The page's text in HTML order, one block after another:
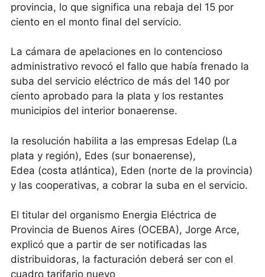
provincia, lo que significa una rebaja del 15 por
ciento en el monto final del servicio.
La cámara de apelaciones en lo contencioso
administrativo revocó el fallo que había frenado la
suba del servicio eléctrico de más del 140 por
ciento aprobado para la plata y los restantes
municipios del interior bonaerense.
la resolución habilita a las empresas Edelap (La
plata y región), Edes (sur bonaerense),
Edea (costa atlántica), Eden (norte de la provincia)
y las cooperativas, a cobrar la suba en el servicio.
El titular del organismo Energia Eléctrica de
Provincia de Buenos Aires (OCEBA), Jorge Arce,
explicó que a partir de ser notificadas las
distribuidoras, la facturación deberá ser con el
cuadro tarifario nuevo